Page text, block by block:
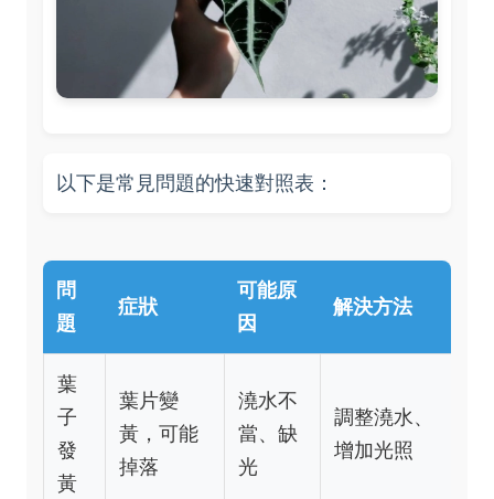
以下是常見問題的快速對照表：
問
題
症狀
可能原
因
解決方法
葉
子
發
黃
葉片變
黃，可能
掉落
澆水不
當、缺
光
調整澆水、
增加光照